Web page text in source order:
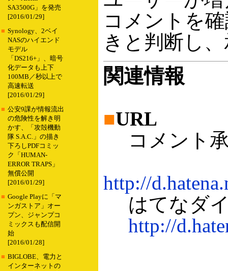
SA3500G」を発売
[2016/01/29]
■ Synology、2ベイ
NASのハイエンド
モデル
「DS216+」、暗号
化データも上下
100MB／秒以上で
高速転送
[2016/01/29]
■ 公安9課が情報流出
の危険性を解き明
かす、「攻殻機動
隊 S.A.C.」の描き
下ろしPDFコミッ
ク「HUMAN-
ERROR TRAPS」
無償公開
[2016/01/29]
■ Google Playに「マ
ンガストア」オー
プン、ジャンプコ
ミックスも配信開
始
[2016/01/28]
■ BIGLOBE、電力と
インターネットの
コメントを
きと判断し
関連情報
■URL
コメント承
http://
はてなダ
http://